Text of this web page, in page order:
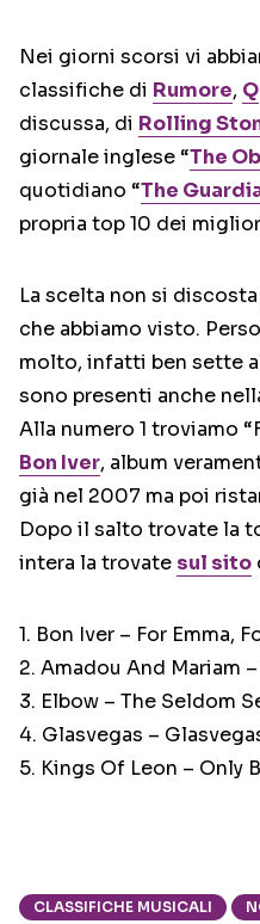
Nei giorni scorsi vi
classifiche di Rumore, Q
discussa, di Rolling
giornale inglese “The
quotidiano “The
propria top 10 dei
La scelta non si
che abbiamo visto.
molto, infatti ben sette
sono presenti anche
Alla numero 1 troviamo
Bon Iver, album
già nel 2007 ma poi
Dopo il salto trovate la
intera la trovate sul sito
1. Bon Iver – For Emma,
2. Amadou And Mariam
3. Elbow – The Seldom
4. Glasvegas –
5. Kings Of Leon – Only
CLASSIFICHE MUSICALI